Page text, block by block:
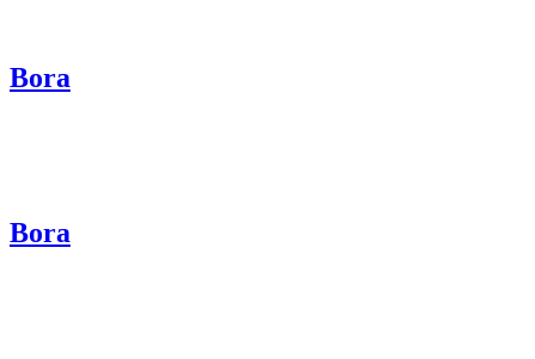
Bora
Bora